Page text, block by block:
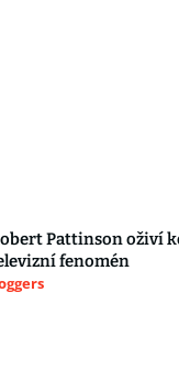
Pattinson oživí
fenomén